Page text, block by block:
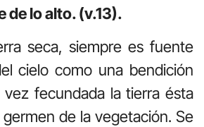
de lo alto. (v.13).
seca, siempre es fuente
cielo como una bendición
fecundada la tierra ésta
de la vegetación. Se